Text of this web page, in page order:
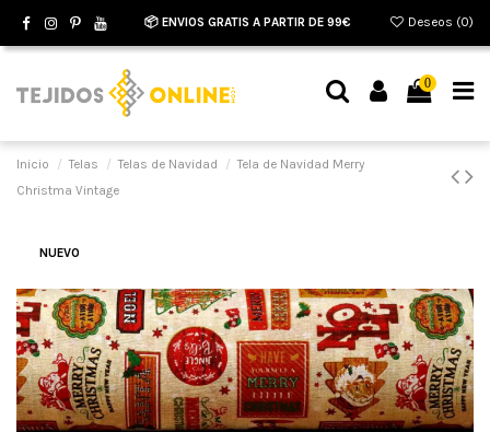
📦 ENVIOS GRATIS A PARTIR DE 99€ Deseos (0)
0
Inicio Telas Telas de Navidad
Tela de Navidad Merry
Christma Vintage
NUEVO